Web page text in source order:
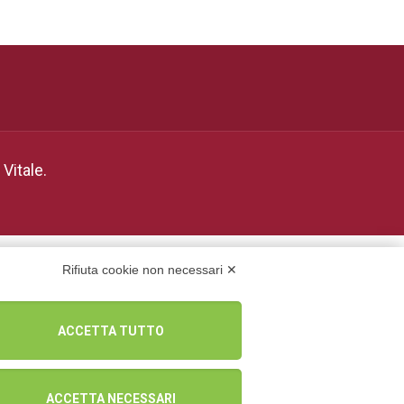
Rifiuta cookie non necessari ✕
ACCETTA TUTTO
ACCETTA NECESSARI